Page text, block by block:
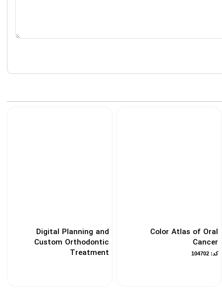
Color Atlas of Oral
Cancer
کد: 104702
Digital Planning and
Custom Orthodontic
Treatment